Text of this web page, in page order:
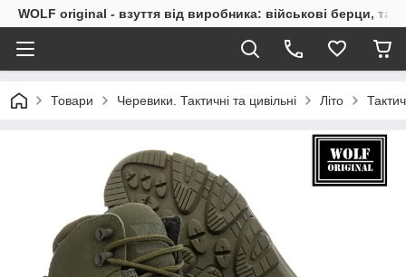
WOLF original - взуття від виробника: військові берци,
Товари Черевики. Тактичні та цивільні Літо